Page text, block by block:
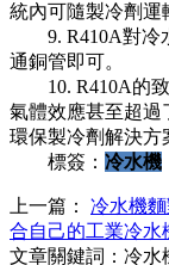
統內可隨製冷劑運
9. R410A對冷水
通銅管即可。
10. R410A的致
氣體效應甚至超過
環保製冷劑解決方
標簽： 冷水機
上一篇： 冷水機
合自己的工業冷水
文章關鍵詞：冷水